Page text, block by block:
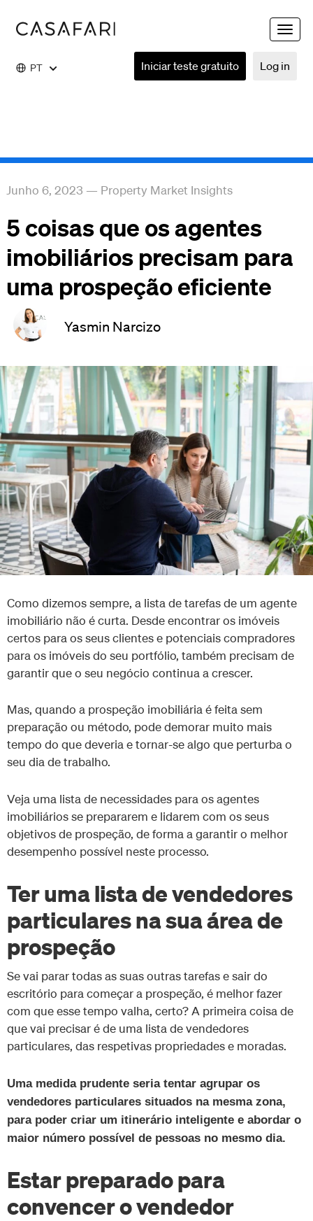
Toggle
PT Log in
Iniciar teste gratuito
Junho 6, 2023 — Property Market Insights
5 coisas que os agentes
imobiliários precisam para
uma prospeção eficiente
Yasmin Narcizo
Como dizemos sempre, a lista de tarefas de um agente
imobiliário não é curta. Desde encontrar os imóveis
certos para os seus clientes e potenciais compradores
para os imóveis do seu portfólio, também precisam de
garantir que o seu negócio continua a crescer.
Mas, quando a prospeção imobiliária é feita sem
preparação ou método, pode demorar muito mais
tempo do que deveria e tornar-se algo que perturba o
seu dia de trabalho.
Veja uma lista de necessidades para os agentes
imobiliários se prepararem e lidarem com os seus
objetivos de prospeção, de forma a garantir o melhor
desempenho possível neste processo.
Ter uma lista de vendedores
particulares na sua área de
prospeção
Se vai parar todas as suas outras tarefas e sair do
escritório para começar a prospeção, é melhor fazer
com que esse tempo valha, certo? A primeira coisa de
que vai precisar é de uma lista de vendedores
particulares, das respetivas propriedades e moradas.
Uma medida prudente seria tentar agrupar os
vendedores particulares situados na mesma zona,
para poder criar um itinerário inteligente e abordar o
maior número possível de pessoas no mesmo dia.
Estar preparado para
convencer o vendedor